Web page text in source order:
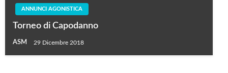
ANNUNCI AGONISTICA
Torneo di Capodanno
ASM 29 Dicembre 2018